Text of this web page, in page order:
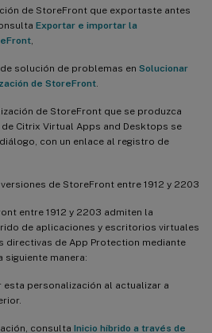
de StoreFront que exportaste antes
Exportar e importar la
solución de problemas en Solucionar
de StoreFront
de StoreFront que se produzca
Citrix Virtual Apps and Desktops se
con un enlace al registro de
de StoreFront entre 1912 y 2203
entre 1912 y 2203 admiten la
de aplicaciones y escritorios virtuales
directivas de App Protection mediante
siguiente manera:
personalización al actualizar a
consulta Inicio híbrido a través de